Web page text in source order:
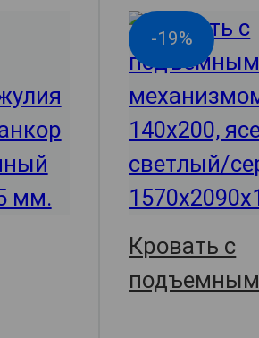
-19%
Кровать с
подъемным